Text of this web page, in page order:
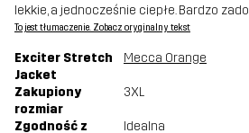
lekkie, a jednocześnie ciepłe. Bardzo
To jest tłumaczenie. Zobacz oryginalny tekst
Exciter Stretch
Jacket
Mecca Orange
Zakupiony
rozmiar
3XL
Zgodność z
Idealna